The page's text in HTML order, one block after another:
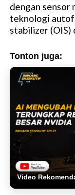
dengan sensor
teknologi
stabilizer (OIS)
Tonton juga:
Video